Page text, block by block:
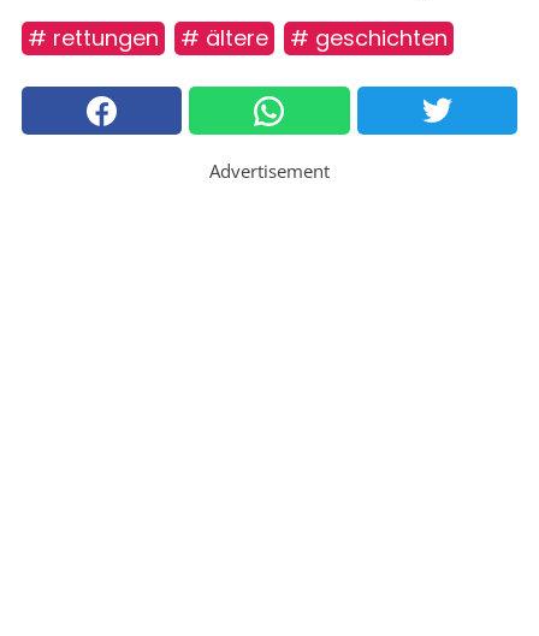
# rettungen # ältere # geschichten
Advertisement